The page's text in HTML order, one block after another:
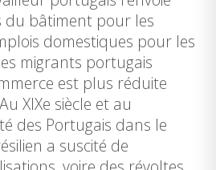
bâtiment pour les
domestiques pour les
migrants portugais
est plus réduite
XIXe siècle et au
des Portugais dans le
a suscité de